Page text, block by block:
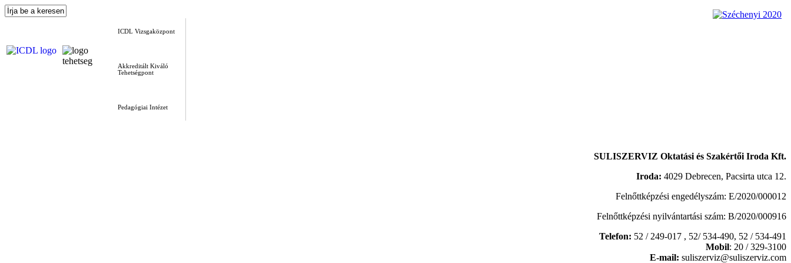
ICDL Vizsgaközpont
Akkreditált Kiváló
Tehetségpont
Pedagógiai Intézet
SULISZERVIZ Oktatási és Szakértői Iroda Kft.
Iroda: 4029 Debrecen, Pacsirta utca 12.
Felnőttképzési engedélyszám: E/2020/000012
Felnőttképzési nyilvántartási szám: B/2020/000916
Telefon: 52 / 249-017 , 52/ 534-490, 52 / 534-491
Mobil: 20 / 329-3100
E-mail: suliszerviz@suliszerviz.com